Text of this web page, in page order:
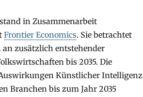
in Zusammenarbeit
Frontier Economics. Sie betrachtet
zusätzlich entstehender
bis 2035. Die
Künstlicher Intelligenz
Branchen bis zum Jahr 2035